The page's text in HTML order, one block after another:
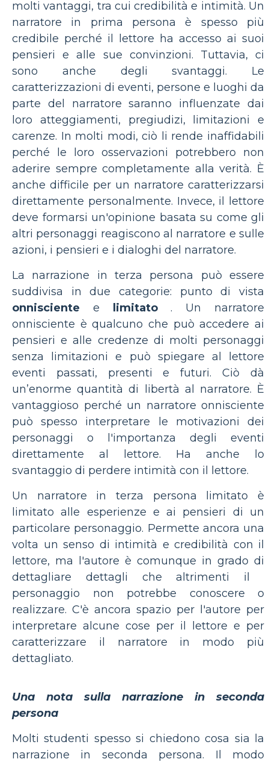
molti vantaggi, tra cui credibilità e intimità. Un
narratore in prima persona è spesso più
credibile perché il lettore ha accesso ai suoi
pensieri e alle sue convinzioni. Tuttavia, ci
sono anche degli svantaggi. Le
caratterizzazioni di eventi, persone e luoghi da
parte del narratore saranno influenzate dai
loro atteggiamenti, pregiudizi, limitazioni e
carenze. In molti modi, ciò li rende inaffidabili
perché le loro osservazioni potrebbero non
aderire sempre completamente alla verità. È
anche difficile per un narratore caratterizzarsi
direttamente personalmente. Invece, il lettore
deve formarsi un'opinione basata su come gli
altri personaggi reagiscono al narratore e sulle
azioni, i pensieri e i dialoghi del narratore.
La narrazione in terza persona può essere
suddivisa in due categorie: punto di vista
onnisciente e limitato. Un narratore
onnisciente è qualcuno che può accedere ai
pensieri e alle credenze di molti personaggi
senza limitazioni e può spiegare al lettore
eventi passati, presenti e futuri. Ciò dà
un’enorme quantità di libertà al narratore. È
vantaggioso perché un narratore onnisciente
può spesso interpretare le motivazioni dei
personaggi o l'importanza degli eventi
direttamente al lettore. Ha anche lo
svantaggio di perdere intimità con il lettore.
Un narratore in terza persona limitato è
limitato alle esperienze e ai pensieri di un
particolare personaggio. Permette ancora una
volta un senso di intimità e credibilità con il
lettore, ma l'autore è comunque in grado di
dettagliare dettagli che altrimenti il ​​
personaggio non potrebbe conoscere o
realizzare. C'è ancora spazio per l'autore per
interpretare alcune cose per il lettore e per
caratterizzare il narratore in modo più
dettagliato.
Una nota sulla narrazione in seconda
persona
Molti studenti spesso si chiedono cosa sia la
narrazione in seconda persona. Il modo